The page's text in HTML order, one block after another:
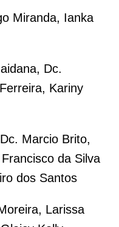
Miranda, Ianka
Dc.
Kariny
Marcio Brito,
da Silva
dos Santos
Larissa